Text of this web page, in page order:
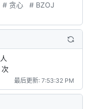
# 贪心
# BZOJ
最后更新: 7:53:32 PM